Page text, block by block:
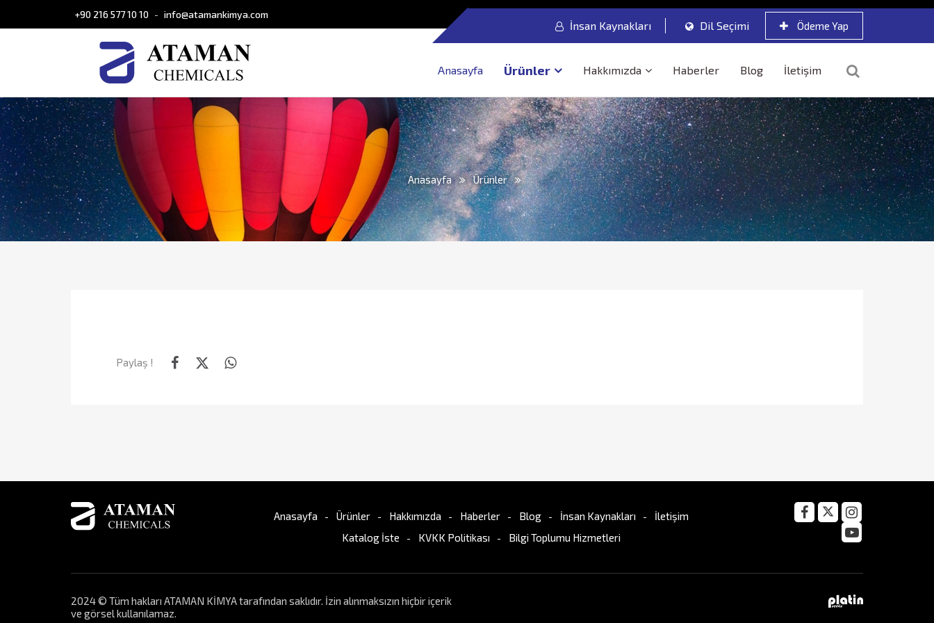
+90 216 577 10 10 - info@atamankimya.com
İnsan Kaynakları Dil Seçimi Ödeme Yap
Anasayfa Ürünler Hakkımızda Haberler Blog İletişim
Anasayfa Ürünler
Paylaş !
Anasayfa Ürünler Hakkımızda Haberler Blog İnsan Kaynakları
İletişim
Katalog İste
KVKK Politikası Bilgi Toplumu Hizmetleri
2024 © Tüm hakları ATAMAN KİMYA tarafından saklıdır. İzin alınmaksızın hiçbir içerik
ve görsel kullanılamaz.